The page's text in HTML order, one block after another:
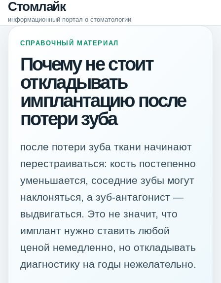
Стомлайк
информационный портал о стоматологии
СПРАВОЧНЫЙ МАТЕРИАЛ
Почему не стоит
откладывать
имплантацию после
потери зуба
после потери зуба ткани начинают
перестраиваться: кость постепенно
уменьшается, соседние зубы могут
наклоняться, а зуб-антагонист —
выдвигаться. Это не значит, что
имплант нужно ставить любой
ценой немедленно, но откладывать
диагностику на годы нежелательно.